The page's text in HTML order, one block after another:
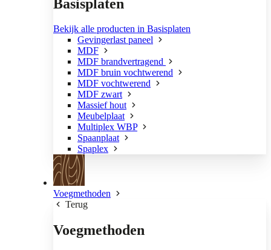
Basisplaten
Bekijk alle producten in Basisplaten
Gevingerlast paneel
MDF
MDF brandvertragend
MDF bruin vochtwerend
MDF vochtwerend
MDF zwart
Massief hout
Meubelplaat
Multiplex WBP
Spaanplaat
Spaplex
Voegmethoden
Terug
Voegmethoden